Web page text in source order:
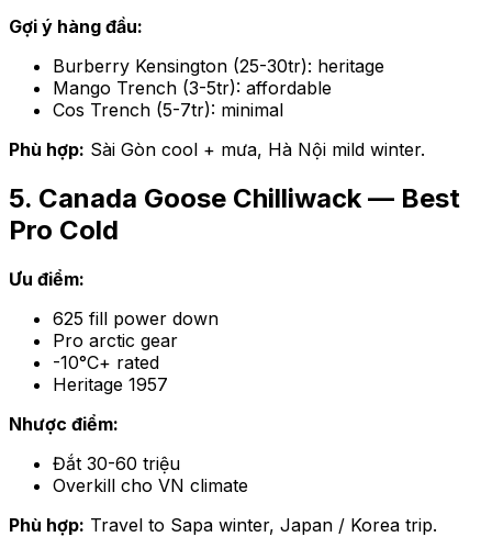
Gợi ý hàng đầu:
Burberry Kensington (25-30tr): heritage
Mango Trench (3-5tr): affordable
Cos Trench (5-7tr): minimal
Phù hợp: Sài Gòn cool + mưa, Hà Nội mild winter.
5. Canada Goose Chilliwack — Best
Pro Cold
Ưu điểm:
625 fill power down
Pro arctic gear
-10°C+ rated
Heritage 1957
Nhược điểm:
Đắt 30-60 triệu
Overkill cho VN climate
Phù hợp: Travel to Sapa winter, Japan / Korea trip.